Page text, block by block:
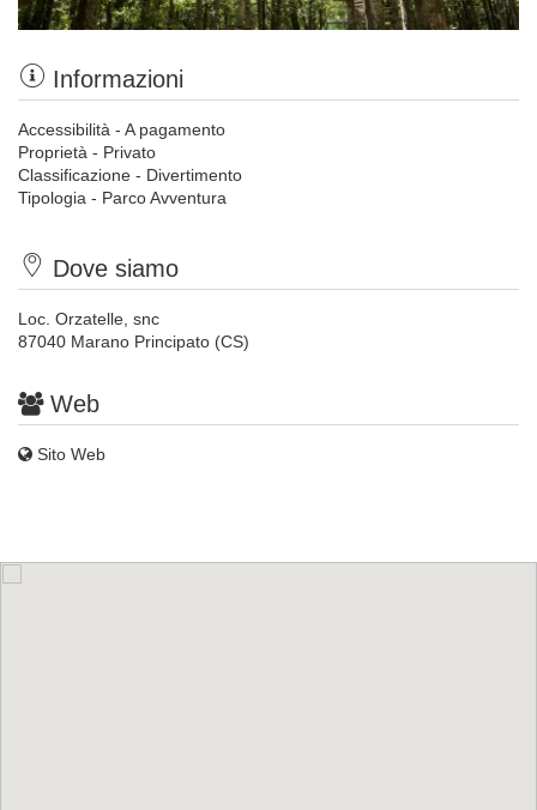
Informazioni
Accessibilità - A pagamento
Proprietà - Privato
Classificazione - Divertimento
Tipologia - Parco Avventura
Dove siamo
Loc. Orzatelle, snc
87040 Marano Principato (CS)
Web
Sito Web